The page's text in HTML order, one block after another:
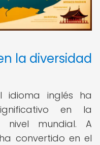
la diversidad
idioma inglés ha
en la
nivel mundial. A
convertido en el